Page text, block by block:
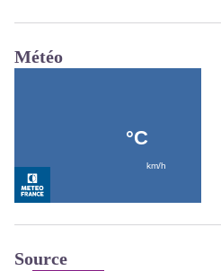
Météo
Source